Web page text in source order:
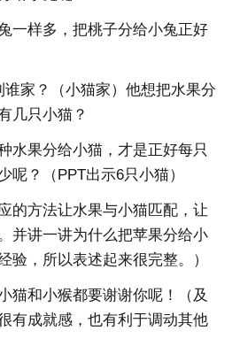
一样多，把桃子分给小兔正好
家？（小猫家）他想把水果分
几只小猫？
水果分给小猫，才是正好每只
呢？（PPT出示6只小猫）
的方法让水果与小猫匹配，让
并讲一讲为什么把苹果分给小
验，所以表述起来很完整。）
猫和小猴都要谢谢你呢！（及
有成就感，也有利于调动其他